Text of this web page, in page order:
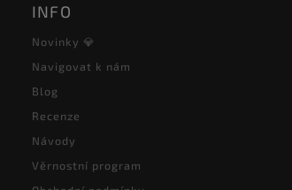
INFO
Novinky 💎
Navigovat k nám
Blog
Recenze
Návody
Věrnostní program